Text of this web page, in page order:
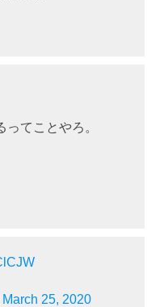
てことやろ。
March 25, 2020